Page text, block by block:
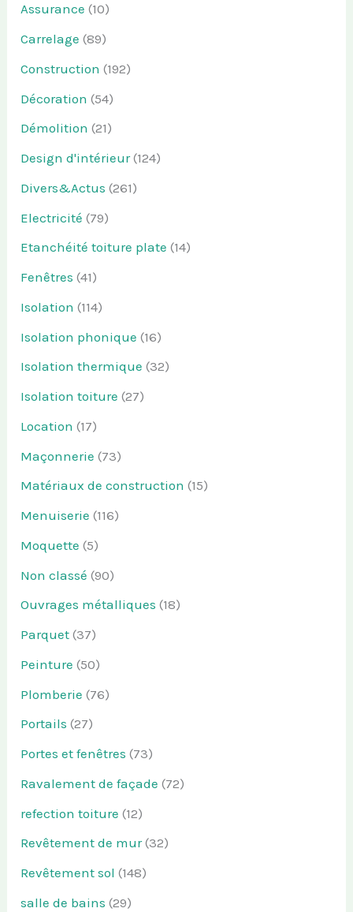
Assurance (10)
Carrelage (89)
Construction (192)
Décoration (54)
Démolition (21)
Design d'intérieur(124)
Divers&Actus (261)
Electricité (79)
Etanchéité toiture plate (14)
Fenêtres (41)
Isolation (114)
Isolation phonique (16)
Isolation thermique (32)
Isolation toiture (27)
Location (17)
Maçonnerie (73)
Matériaux de construction (15)
Menuiserie (116)
Moquette (5)
Non classé (90)
Ouvrages métalliques (18)
Parquet (37)
Peinture (50)
Plomberie (76)
Portails (27)
Portes et fenêtres (73)
Ravalement de façade (72)
refection toiture (12)
Revêtement de mur(32)
Revêtement sol (148)
salle de bains (29)